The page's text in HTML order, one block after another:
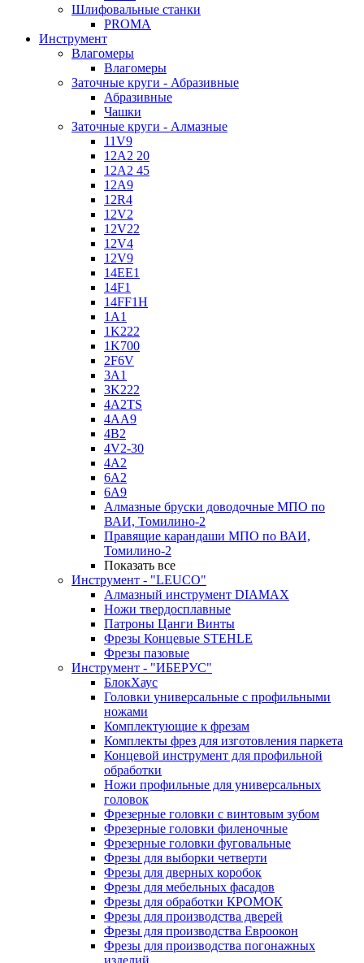
Шлифовальные станки
PROMA
Инструмент
Влагомеры
Влагомеры
Заточные круги - Абразивные
Абразивные
Чашки
Заточные круги - Алмазные
11V9
12A2 20
12A2 45
12A9
12R4
12V2
12V22
12V4
12V9
14EE1
14F1
14FF1H
1A1
1K222
1K700
2F6V
3A1
3K222
4A2TS
4AA9
4B2
4V2-30
4А2
6A2
6A9
Алмазные бруски доводочные МПО по
ВАИ, Томилино-2
Правящие карандаши МПО по ВАИ,
Томилино-2
Показать все
Инструмент - "LEUCO"
Алмазный инструмент DIAMAX
Ножи твердосплавные
Патроны Цанги Винты
Фрезы Концевые STEHLE
Фрезы пазовые
Инструмент - "ИБЕРУС"
БлокХаус
Головки универсальные с профильными
ножами
Комплектующие к фрезам
Комплекты фрез для изготовления паркета
Концевой инструмент для профильной
обработки
Ножи профильные для универсальных
головок
Фрезерные головки с винтовым зубом
Фрезерные головки филеночные
Фрезерные головки фуговальные
Фрезы для выборки четверти
Фрезы для дверных коробок
Фрезы для мебельных фасадов
Фрезы для обработки КРОМОК
Фрезы для производства дверей
Фрезы для производства Евроокон
Фрезы для производства погонажных